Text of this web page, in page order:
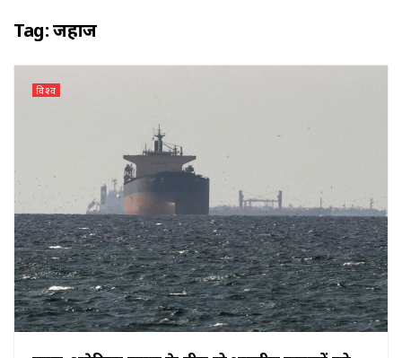
Tag:जहाज
विश्व